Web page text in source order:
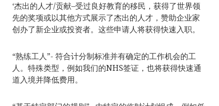
‘杰出的人才/贡献–受过良好教育的移民，获得了世界领
先的奖项或以其他方式展示了杰出的人才，赞助企业家
创办了新企业或投资者。这些申请人将获得快速入职。
“熟练工人”- 符合计分制标准并有确定的工作机会的工
人。特殊类型，例如我们的NHS签证，也将获得快速通
道入境并降低费用。